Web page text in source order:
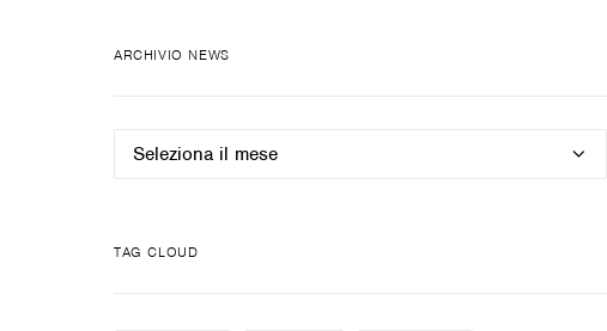
ARCHIVIO NEWS
Archivio
TAG CLOUD